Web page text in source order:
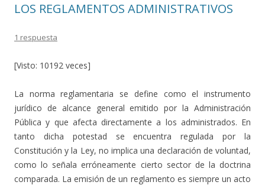
LOS REGLAMENTOS ADMINISTRATIVOS
1 respuesta
[Visto: 10192 veces]
La norma reglamentaria se define como el instrumento
jurídico de alcance general emitido por la Administración
Pública y que afecta directamente a los administrados. En
tanto dicha potestad se encuentra regulada por la
Constitución y la Ley, no implica una declaración de voluntad,
como lo señala erróneamente cierto sector de la doctrina
comparada. La emisión de un reglamento es siempre un acto